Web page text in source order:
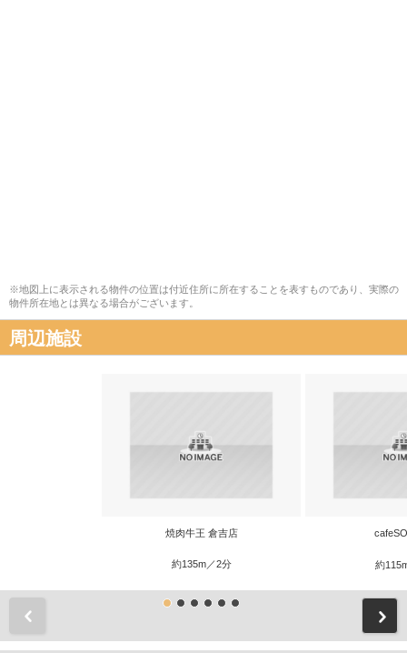
※地図上に表示される物件の位置は付近住所に所在することを表すものであり、実際の
物件所在地とは異なる場合がございます。
周辺施設
焼肉牛王 倉吉店
約135m／2分 約